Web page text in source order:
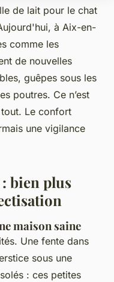
de lait pour le chat
à Aix-en-
comme les
de nouvelles
guêpes sous les
poutres. Ce n’est
Le confort
une vigilance
bien plus
maison saine
Une fente dans
sous une
: ces petites